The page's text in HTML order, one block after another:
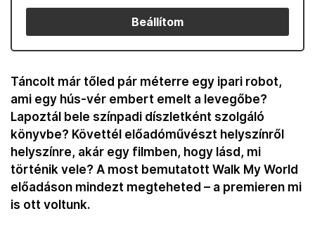
Beállítom
Táncolt már tőled pár méterre egy ipari robot,
ami egy hús-vér embert emelt a levegőbe?
Lapoztál bele színpadi díszletként szolgáló
könyvbe? Követtél előadóművészt helyszínről
helyszínre, akár egy filmben, hogy lásd, mi
történik vele? A most bemutatott Walk My World
előadáson mindezt megteheted – a premieren mi
is ott voltunk.